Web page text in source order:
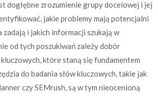
dogłębne zrozumienie grupy docelowej i jej
jakie problemy mają potencjalni
zadają i jakich informacji szukają w
od tych poszukiwań zależy dobór
które staną się fundamentem
do badania słów kluczowych, takie jak
czy SEMrush, są w tym nieocenioną